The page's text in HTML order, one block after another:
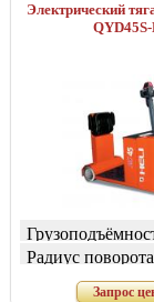
Электрический
Радиус поворота
(внешний) W,
Запрос